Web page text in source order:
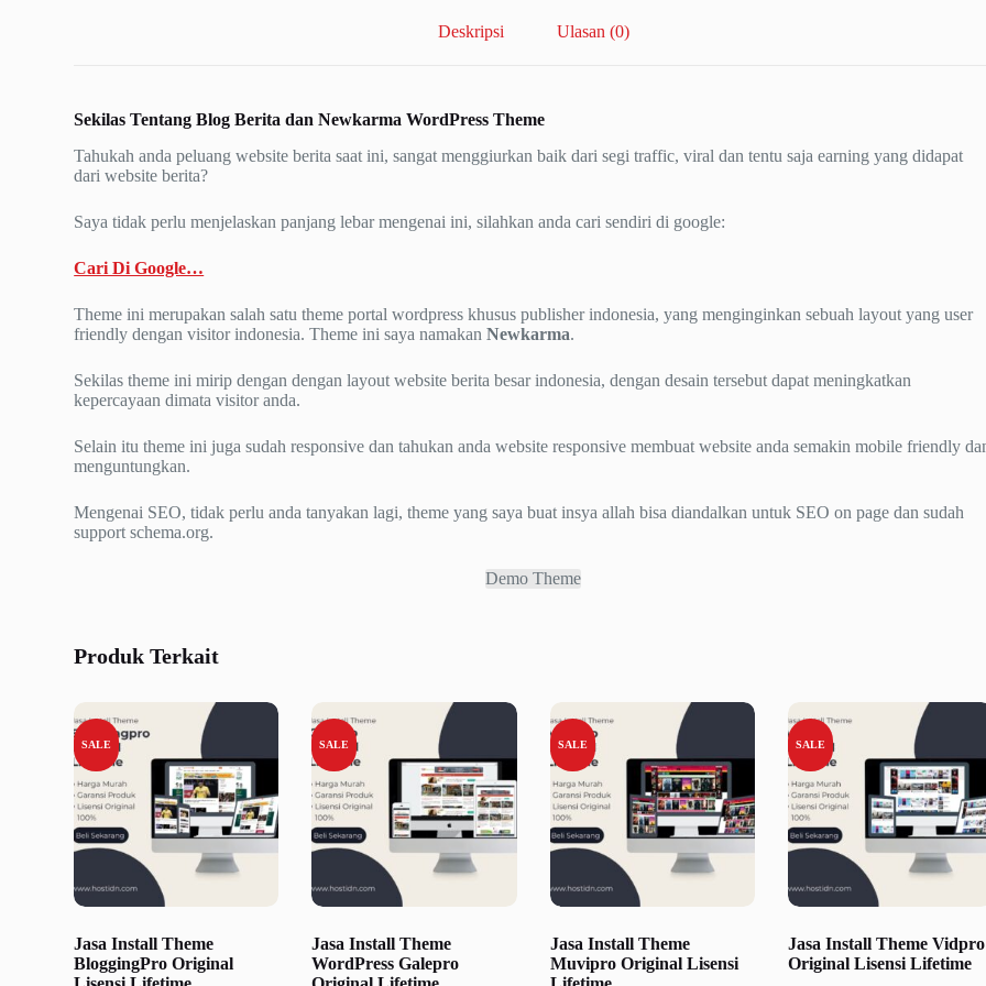
Deskripsi Ulasan (0)
Sekilas TentangBlog Berita danNewkarmaWordPress Theme
Tahukah anda peluang website berita saat ini, sangat menggiurkan baik dari segi traffic, viral dan tentu saja earning yang didapat
dari website berita?
Saya tidak perlu menjelaskan panjang lebar mengenai ini, silahkan anda cari sendiri di google:
Cari Di Google…
Theme ini merupakan salah satu theme portal wordpress khusus publisher indonesia, yang menginginkan sebuah layout yang user
friendly dengan visitor indonesia. Theme ini saya namakanNewkarma.
Sekilas theme ini mirip dengan dengan layout website berita besar indonesia, dengan desain tersebut dapat meningkatkan
kepercayaan dimata visitor anda.
Selain itu theme ini juga sudah responsive dan tahukan anda website responsive membuat website anda semakin mobile friendly
menguntungkan.
Mengenai SEO, tidak perlu anda tanyakan lagi, theme yang saya buat insya allah bisa diandalkan untuk SEO on page dan sudah
support schema.org.
Demo Theme
Produk Terkait
SALE
Jasa Install Theme
BloggingPro Original
SALE
Jasa Install Theme
WordPress Galepro
SALE
Jasa Install Theme
Muvipro Original Lisensi
SALE
Jasa Install Theme Vidpro
Original Lisensi Lifetime